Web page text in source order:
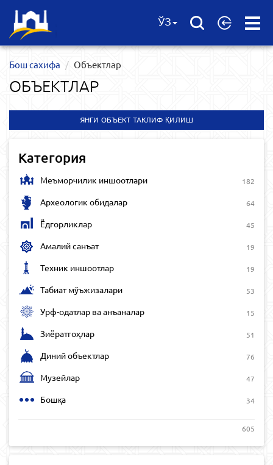
Open
ЎЗ
Бош сахифа Объектлар
ОБЪЕКТЛАР
ЯНГИ ОБЪЕКТ ТАКЛИФ ҚИЛИШ
Категория
Меъморчилик иншоотлари 182
Археологик обидалар 64
Ёдгорликлар 45
Амалий санъат 19
Техник иншоотлар 19
Табиат мўъжизалари 53
Урф-одатлар ва анъаналар 15
Зиёратгоҳлар 51
Диний объектлар 76
Музейлар 47
Бошқа 34
605